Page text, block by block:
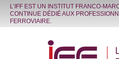
L’IFF EST UN INSTITUT FRANCO-
CONTINUE DÉDIÉ AUX
FERROVIAIRE.